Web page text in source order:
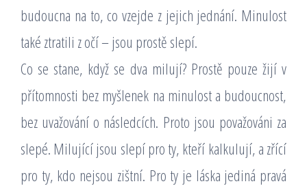
budoucna na to, co vzejde z jejich jednání. Minulost
také ztratili z očí – jsou prostě slepí.
Co se stane, když se dva milují? Prostě pouze žijí v
přítomnosti bez myšlenek na minulost a budoucnost,
bez uvažování o následcích. Proto jsou považováni za
slepé. Milující jsou slepí pro ty, kteří kalkulují, a zřící
pro ty, kdo nejsou zištní. Pro ty je láska jediná pravá